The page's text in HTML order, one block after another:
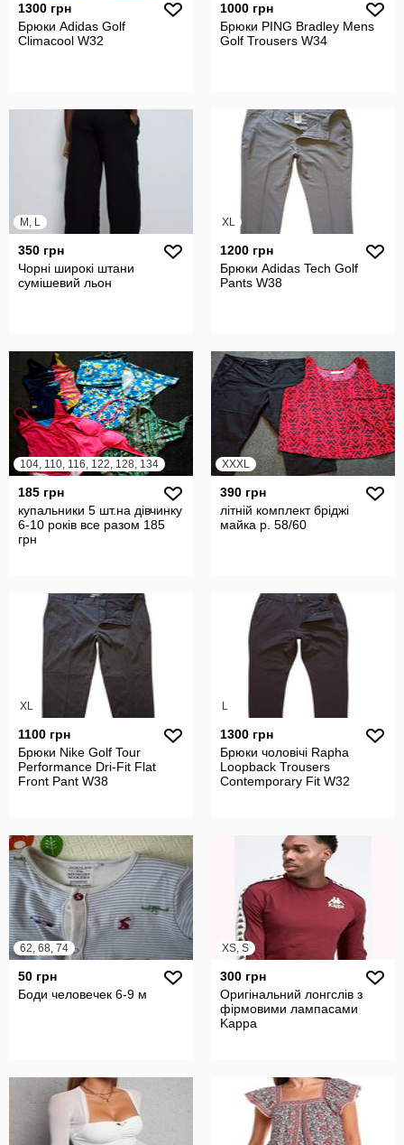
1300 грн
Брюки Adidas Golf
Climacool W32
1000 грн
Брюки PING Bradley Mens
Golf Trousers W34
M, L
350 грн
Чорні широкі штани
сумішевий льон
XL
1200 грн
Брюки Adidas Tech Golf
Pants W38
104, 110, 116, 122, 128, 134
185 грн
купальники 5 шт.на дівчинку
6-10 років все разом 185
грн
XXXL
390 грн
літній комплект бріджі
майка р. 58/60
XL
1100 грн
Брюки Nike Golf Tour
Performance Dri-Fit Flat
Front Pant W38
L
1300 грн
Брюки чоловічі Rapha
Loopback Trousers
Contemporary Fit W32
62, 68, 74
50 грн
Боди человечек 6-9 м
XS, S
300 грн
Оригінальний лонгслів з
фірмовими лампасами
Kappa